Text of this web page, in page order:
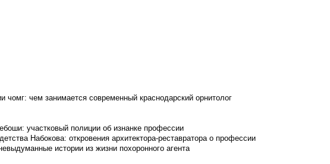
чем занимается современный краснодарский орнитолог
участковый полиции об изнанке профессии
Набокова: откровения архитектора-реставратора о профессии
истории из жизни похоронного агента